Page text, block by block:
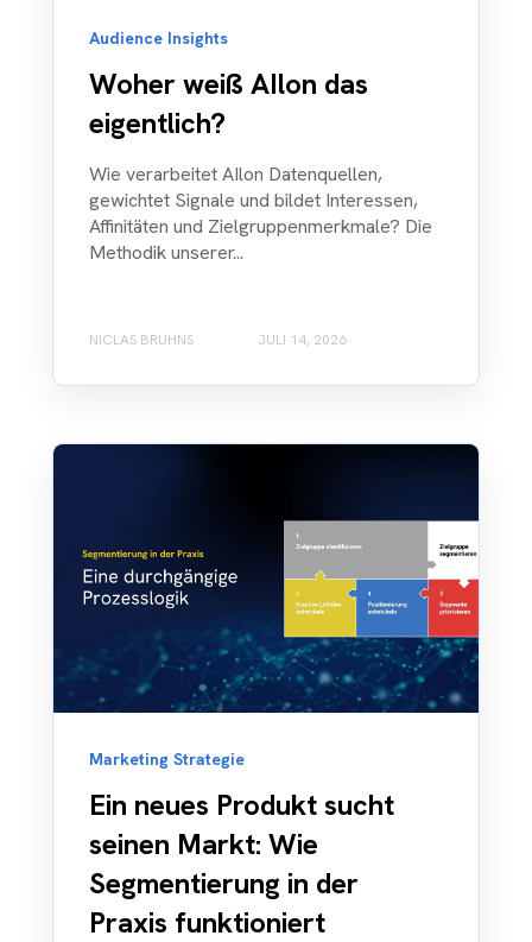
Audience Insights
Woher weiß AIlon das
eigentlich?
Wie verarbeitet AIlon Datenquellen,
gewichtet Signale und bildet Interessen,
Affinitäten und Zielgruppenmerkmale? Die
Methodik unserer...
NICLAS BRUHNS JULI 14, 2026
Marketing Strategie
Ein neues Produkt sucht
seinen Markt: Wie
Segmentierung in der
Praxis funktioniert